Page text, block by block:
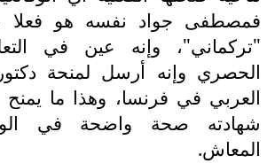
فمصطفى جواد نفسه هو فعلا
"تركماني"، وإنه عين في
الحصري وإنه أرسل لمنحة
العربي في فرنسا، وهذا ما
شهادته صحة واضحة في
المعاش.